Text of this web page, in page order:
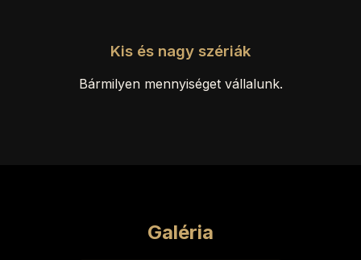
Kis és nagy szériák
Bármilyen mennyiséget vállalunk.
Galéria